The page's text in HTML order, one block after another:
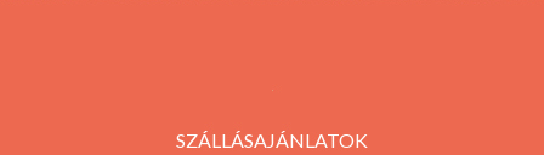
SZÁLLÁSAJÁNLATOK